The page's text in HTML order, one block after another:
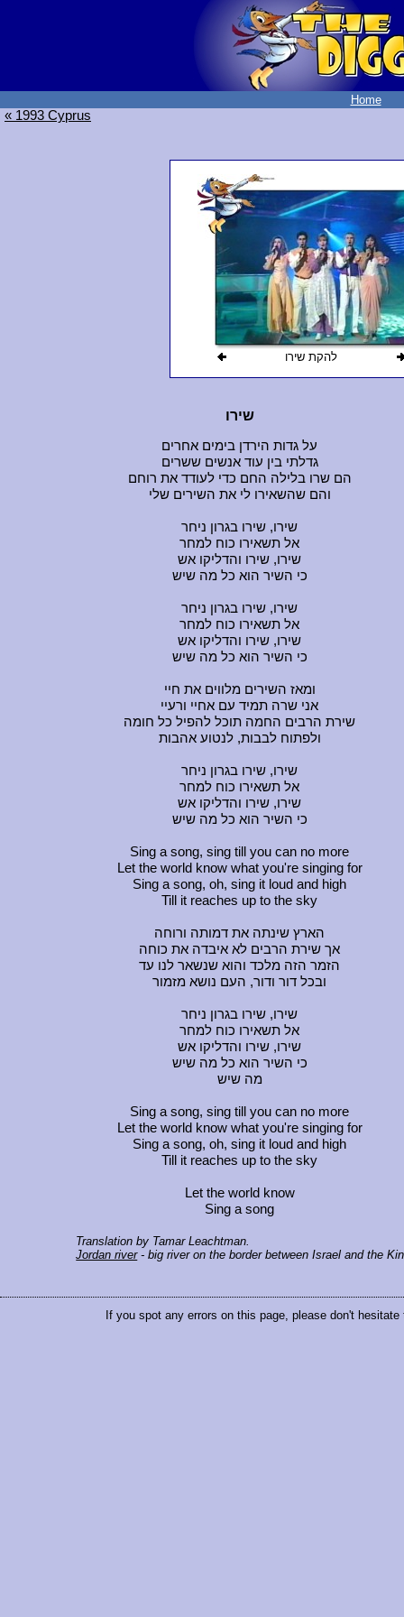
Home
« 1993 Cyprus
להקת שירו
שירו
על גדות הירדן בימים אחרים
גדלתי בין עוד אנשים ששרים
הם שרו בלילה החם כדי לעודד את רוחם
והם שהשאירו לי את השירים שלי
שירו, שירו בגרון ניחר
אל תשאירו כוח למחר
שירו, שירו והדליקו אש
כי השיר הוא כל מה שיש
שירו, שירו בגרון ניחר
אל תשאירו כוח למחר
שירו, שירו והדליקו אש
כי השיר הוא כל מה שיש
ומאז השירים מלווים את חיי
אני שרה תמיד עם אחיי ורעיי
שירת הרבים החמה תוכל להפיל כל חומה
ולפתוח לבבות, לנטוע אהבות
שירו, שירו בגרון ניחר
אל תשאירו כוח למחר
שירו, שירו והדליקו אש
כי השיר הוא כל מה שיש
Sing a song, sing till you can no more
Let the world know what you're singing for
Sing a song, oh, sing it loud and high
Till it reaches up to the sky
הארץ שינתה את דמותה ורוחה
אך שירת הרבים לא איבדה את כוחה
הזמר הזה מלכד והוא שנשאר לנו עד
ובכל דור ודור, העם נושא מזמור
שירו, שירו בגרון ניחר
אל תשאירו כוח למחר
שירו, שירו והדליקו אש
כי השיר הוא כל מה שיש
מה שיש
Sing a song, sing till you can no more
Let the world know what you're singing for
Sing a song, oh, sing it loud and high
Till it reaches up to the sky
Let the world know
Sing a song
Translation by Tamar Leachtman.
Jordan river- big river on the border between Israel and the
If you spot any errors on this page, please don't